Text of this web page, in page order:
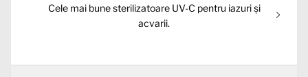
Articolul
Cele mai bune sterilizatoare UV-C pentru iazuri și
acvarii.